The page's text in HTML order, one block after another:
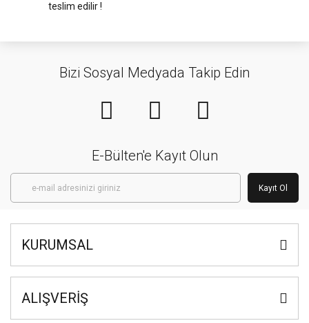
teslim edilir !
Bizi Sosyal Medyada Takip Edin
E-Bülten'e Kayıt Olun
Kayıt Ol
KURUMSAL
ALIŞVERİŞ